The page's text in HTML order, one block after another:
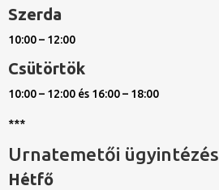
Szerda
10:00 – 12:00
Csütörtök
10:00 – 12:00 és 16:00 – 18:00
***
Urnatemetői ügyintézés
Hétfő